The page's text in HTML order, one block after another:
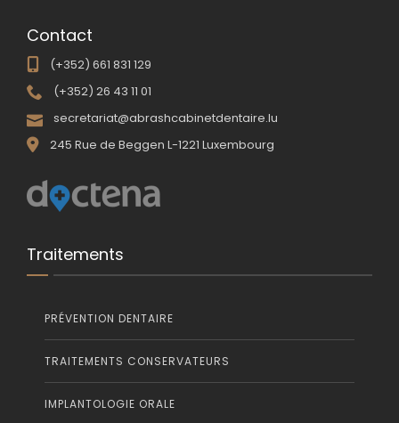
Contact
(+352) 661 831 129
(+352) 26 43 11 01
secretariat@abrashcabinetdentaire.lu
245 Rue de Beggen L-1221 Luxembourg
Traitements
PRÉVENTION DENTAIRE
TRAITEMENTS CONSERVATEURS
IMPLANTOLOGIE ORALE